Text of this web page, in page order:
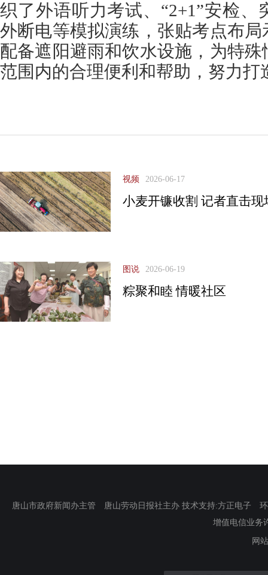
织了外语听力考试、“2+1”安检
外断电等模拟演练，张贴考点布
配备遮阳避雨和饮水设施，为特
范围内的合理便利和帮助，努力打
视频 2026-06-17
小麦开镰收割 记者直击现
图说 2026-06-19
粽聚和睦 情暖社区
唐山市政府新闻办主管 唐山劳动日报社主办 技术支持:方正电子
增值电信业务
网